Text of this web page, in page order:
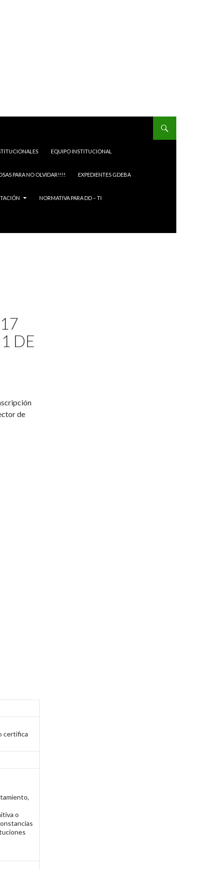
EQUIPO INSTITUCIONAL
PARA NO OLVIDAR!!!! EXPEDIENTES GDEBA
NORMATIVA PARA DD – TI
DE
de
certifica
o